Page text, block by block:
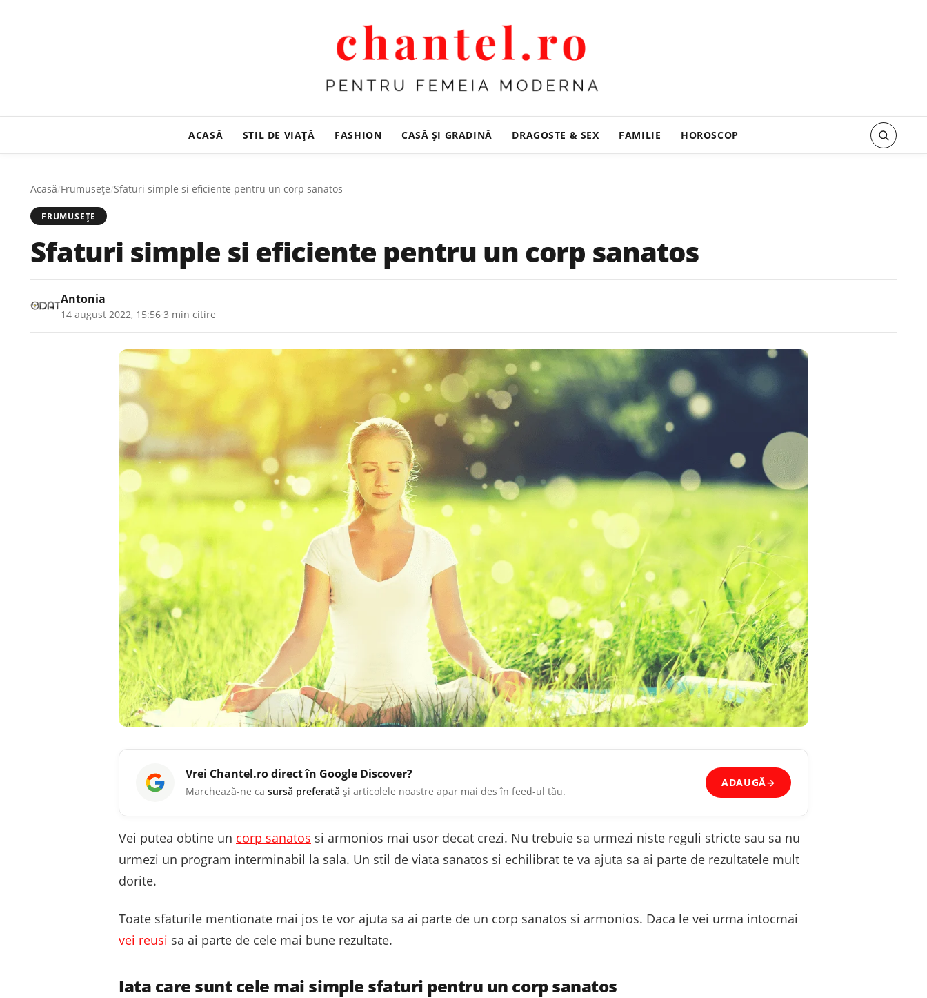
ACASĂ STIL DE VIAȚĂ FASHION CASĂ ŞI GRADINĂ DRAGOSTE & SEX FAMILIE HOROSCOP
Acasă/Frumusețe/Sfaturi simple si eficiente pentru un corp sanatos
FRUMUSEȚE
Sfaturi simple si eficiente pentru un corp sanatos
Antonia
14 august 2022, 15:56 3 min citire
Vrei Chantel.rodirect în Google Discover?
Marchează-ne ca sursă preferată și articolele noastre apar mai des în feed-ul tău.
ADAUGĂ→
Vei putea obtine un corp sanatos si armonios mai usor decat crezi. Nu trebuie sa urmezi niste reguli stricte sau sa nu
urmezi un program interminabil la sala. Un stil de viata sanatos si echilibrat te va ajuta sa ai parte de rezultatele mult
dorite.
Toate sfaturile mentionate mai jos te vor ajuta sa ai parte de un corp sanatos si armonios. Daca le vei urma intocmai
vei reusi sa ai parte de cele mai bune rezultate.
Iata care sunt cele mai simple sfaturi pentru un corp sanatos